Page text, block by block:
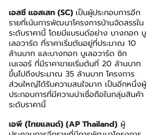
เอสซี แอสเสท (SC) เป็นผู้ประกอบการอีก
รายที่เน้นการพัฒนาโครงการบ้านจัดสรรใน
ระดับราคานี้ โดยมีแบรนด์อย่าง บางกอก บู
เลอวาร์ด ที่ราคาเริ่มต้นอยู่ที่ประมาณ 10
ล้านบาท และบางกอก บูเลอวาร์ด ซิก
เนเจอร์ ที่มีราคาขายเริ่มต้นที่ 20 ล้านบาท
ขึ้นไปถึงประมาณ 35 ล้านบาท โครงการ
ส่วนใหญ่ได้รับความสนใจมาก เป็นอีกหนึ่งผู้
ประกอบการที่มีความน่าเชื่อถือในกลุ่มสินค้า
ระดับราคานี้
เอพี (ไทยแลนด์) (AP Thailand) ผู้